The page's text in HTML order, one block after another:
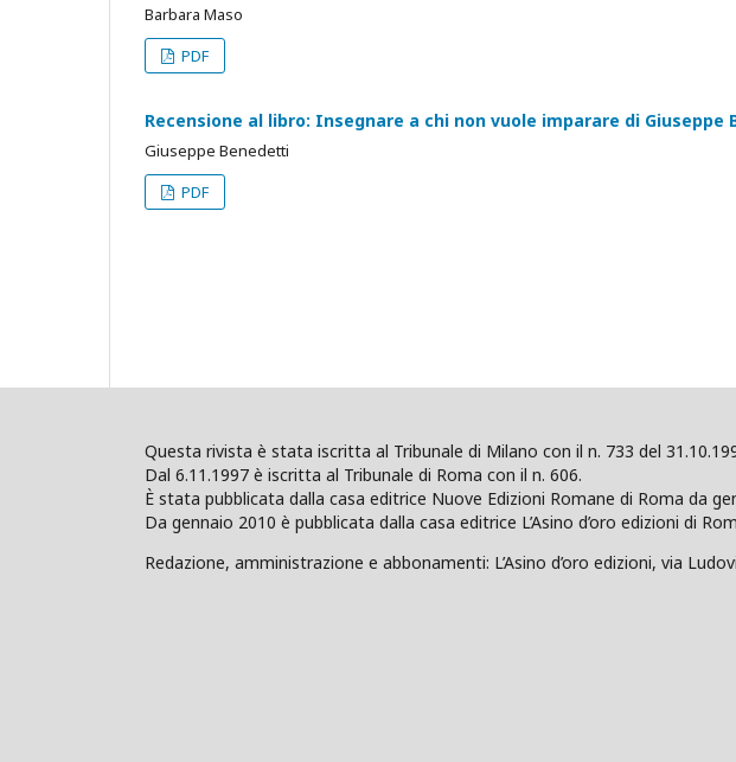
Barbara Maso
PDF
Recensione al libro: Insegnare a chi non vuole imparare di Giuseppe
Giuseppe Benedetti
PDF
Questa rivista è stata iscritta al Tribunale di Milano con il n. 733 del
Dal 6.11.1997 è iscritta al Tribunale di Roma con il n. 606.
È stata pubblicata dalla casa editrice Nuove Edizioni Romane di Roma da
Da gennaio 2010 è pubblicata dalla casa editrice L’Asino d’oro edizioni di
Redazione, amministrazione e abbonamenti: L’Asino d’oro edizioni, via